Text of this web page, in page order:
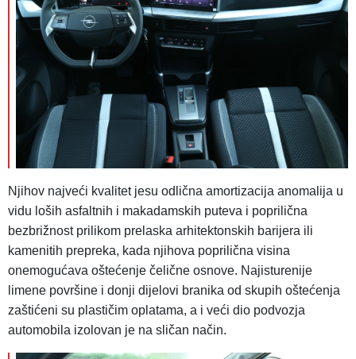
Njihov najveći kvalitet jesu odlična amortizacija anomalija u
vidu loših asfaltnih i makadamskih puteva i poprilična
bezbrižnost prilikom prelaska arhitektonskih barijera ili
kamenitih prepreka, kada njihova poprilična visina
onemogućava oštećenje čelične osnove. Najisturenije
limene površine i donji dijelovi branika od skupih oštećenja
zaštićeni su plastičim oplatama, a i veći dio podvozja
automobila izolovan je na sličan način.